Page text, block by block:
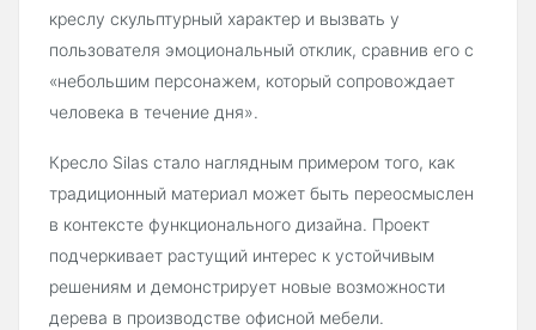
креслу скульптурный характер и вызвать у
пользователя эмоциональный отклик, сравнив его с
«небольшим персонажем, который сопровождает
человека в течение дня».
Кресло Silas стало наглядным примером того, как
традиционный материал может быть переосмыслен
в контексте функционального дизайна. Проект
подчеркивает растущий интерес к устойчивым
решениям и демонстрирует новые возможности
дерева в производстве офисной мебели.